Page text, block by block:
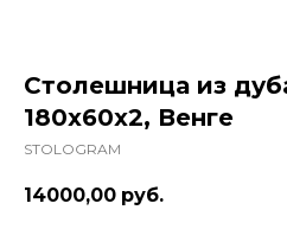
Столешница из
180x60x2, Венге
STOLOGRAM
14000,00 руб.